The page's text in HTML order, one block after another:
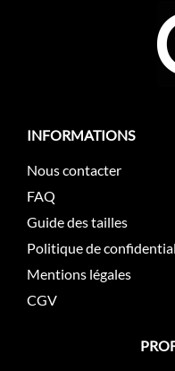
INFORMATIONS
Nous contacter
FAQ
Guide des tailles
Politique de
Mentions légales
CGV